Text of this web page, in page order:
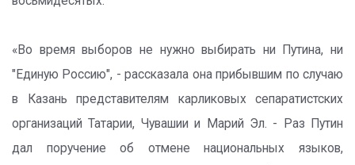
«Во время выборов не нужно выбирать ни Путина, ни
"Единую Россию", - рассказала она прибывшим по случаю
в Казань представителям карликовых сепаратистских
организаций Татарии, Чувашии и Марий Эл. - Раз Путин
дал поручение об отмене национальных языков,